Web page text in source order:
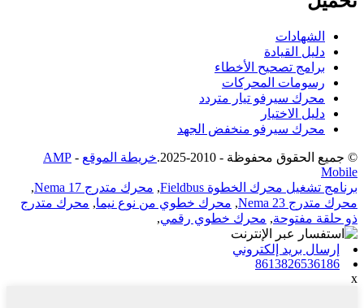
الشهادات
دليل القيادة
برامج تصحيح الأخطاء
رسومات المحركات
محرك سيرفو تيار متردد
دليل الاختيار
محرك سيرفو منخفض الجهد
© جميع الحقوق محفوظة - 2010-2025. خريطة الموقع -
AMP
Mobile
برنامج تشغيل محرك الخطوة Fieldbus
, محرك متدرج Nema 17
,
محرك متدرج Nema 23
, محرك خطوي من نوع نيما, محرك متدرج
ذو حلقة مفتوحة, محرك خطوي رقمي,
إرسال بريد إلكتروني
8613826536186
x